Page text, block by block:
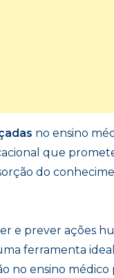
no ensino
que
do
e prever ações
ferramenta
no ensino médico